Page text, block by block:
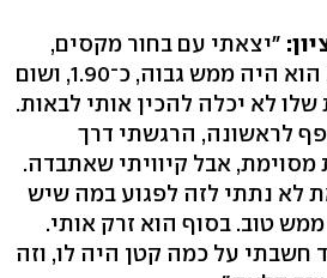
"יצאתי עם בחור מקסים,
אינטליגנטי ומתחשב. הוא היה ממש גבוה, כ־1.90, ושום
שלו לא יכלה להכין אותי לבאות.
לראשונה, הרגשתי דרך
מסוימת, אבל קיוויתי שאתבדה.
לא נתתי לזה לפגוע במה שיש
ממש טוב. בסוף הוא זרק אותי.
חשבתי על כמה קטן היה לו, וזה